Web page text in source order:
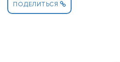
ПОДЕЛИТЬСЯ